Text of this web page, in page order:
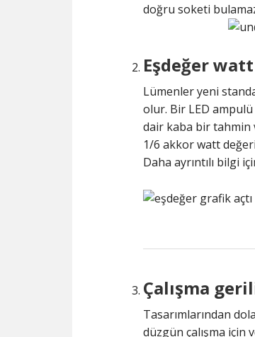
doğru soketi
Eşdeğer
Lümenler yeni
olur. Bir LED ampulü
dair kaba bir tahmin
1/6 akkor watt
Daha ayrıntılı bilgi
Çalışma
Tasarımlarından
düzgün çalışma için